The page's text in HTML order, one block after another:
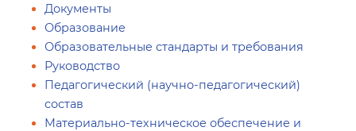
Документы
Образование
Образовательные стандарты и требования
Руководство
Педагогический (научно-педагогический)
состав
Материально-техническое обеспечение и